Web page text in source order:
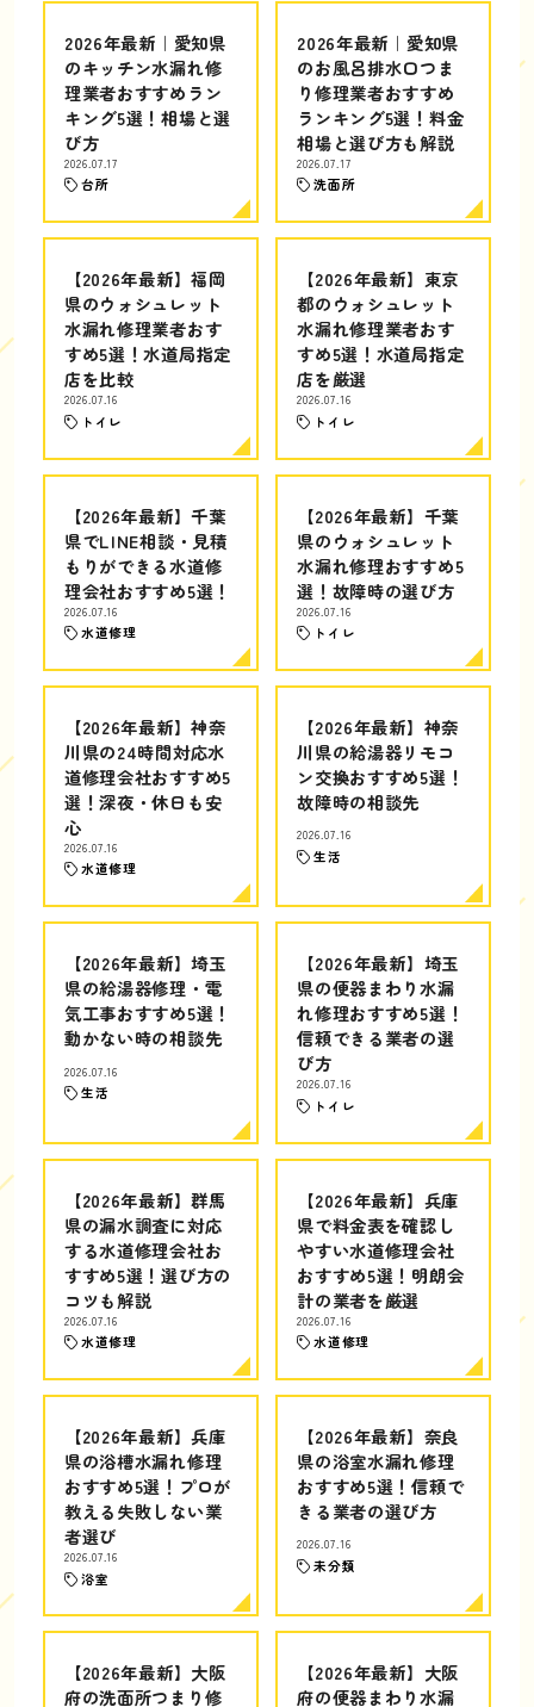
2026年最新｜愛知県
のキッチン水漏れ修
理業者おすすめラン
キング5選！相場と選
び方
2026.07.17
台所
2026年最新｜愛知県
のお風呂排水口つま
り修理業者おすすめ
ランキング5選！料金
相場と選び方も解説
2026.07.17
洗面所
【2026年最新】福岡
県のウォシュレット
水漏れ修理業者おす
すめ5選！水道局指定
店を比較
2026.07.16
トイレ
【2026年最新】東京
都のウォシュレット
水漏れ修理業者おす
すめ5選！水道局指定
店を厳選
2026.07.16
トイレ
【2026年最新】千葉
県でLINE相談・見積
もりができる水道修
理会社おすすめ5選！
2026.07.16
水道修理
【2026年最新】千葉
県のウォシュレット
水漏れ修理おすすめ5
選！故障時の選び方
2026.07.16
トイレ
【2026年最新】神奈
川県の24時間対応水
道修理会社おすすめ5
選！深夜・休日も安
心
2026.07.16
水道修理
【2026年最新】神奈
川県の給湯器リモコ
ン交換おすすめ5選！
故障時の相談先
2026.07.16
生活
【2026年最新】埼玉
県の給湯器修理・電
気工事おすすめ5選！
動かない時の相談先
2026.07.16
生活
【2026年最新】埼玉
県の便器まわり水漏
れ修理おすすめ5選！
信頼できる業者の選
び方
2026.07.16
トイレ
【2026年最新】群馬
県の漏水調査に対応
する水道修理会社お
すすめ5選！選び方の
コツも解説
2026.07.16
水道修理
【2026年最新】兵庫
県で料金表を確認し
やすい水道修理会社
おすすめ5選！明朗会
計の業者を厳選
2026.07.16
水道修理
【2026年最新】兵庫
県の浴槽水漏れ修理
おすすめ5選！プロが
教える失敗しない業
者選び
2026.07.16
浴室
【2026年最新】奈良
県の浴室水漏れ修理
おすすめ5選！信頼で
きる業者の選び方
2026.07.16
未分類
【2026年最新】大阪
府の洗面所つまり修
【2026年最新】大阪
府の便器まわり水漏